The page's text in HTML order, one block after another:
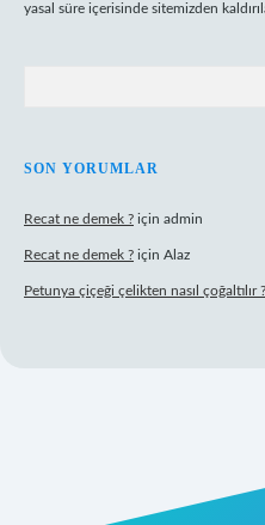
yasal süre içerisinde sitemizden
SON YORUMLAR
Recat ne demek ? için admin
Recat ne demek ? için Alaz
Petunya çiçeği çelikten nasıl çoğaltılır ?